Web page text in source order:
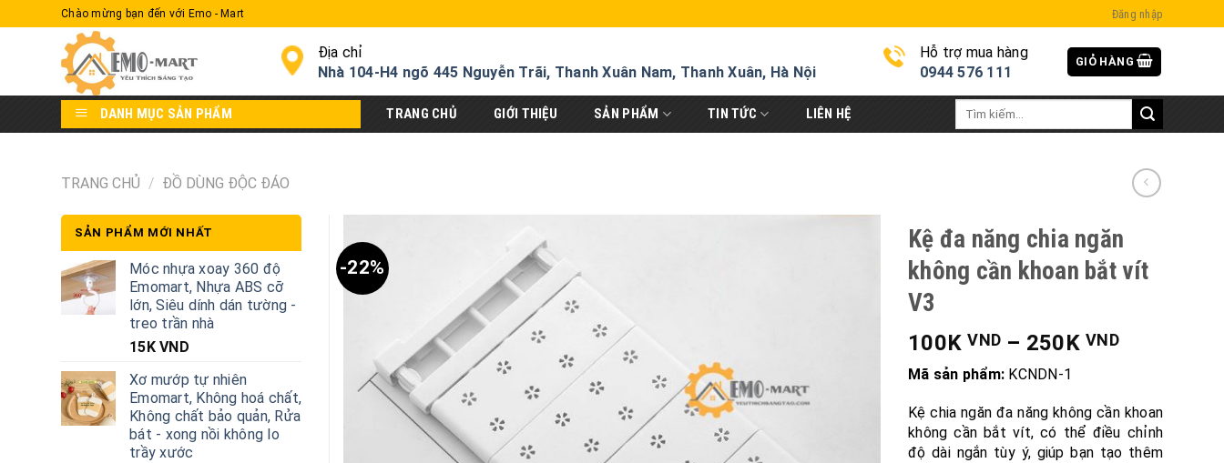
to
Chào mừng bạn đến với Emo - Mart Đăng nhập
Địa chỉ
Nhà 104-H4 ngõ 445 Nguyễn Trãi, Thanh Xuân Nam, Thanh Xuân, Hà Nội
Hỗ trợ mua hàng
0944 576 111
GIỎ HÀNG
DANH MỤC SẢN PHẨM TRANG CHỦ GIỚI THIỆU SẢN PHẨM TIN TỨC LIÊN HỆ
kiếm:
TRANG CHỦ / ĐỒ DÙNG ĐỘC ĐÁO
-22%
Kệ đa năng chia ngăn
không cần khoan bắt vít
V3
100KVND – 250K VND
Mã sản phẩm: KCNDN-1
Kệ chia ngăn đa năng không cần khoan
không cần bắt vít, có thể điều chỉnh
độ dài ngắn tùy ý, giúp bạn tạo thêm
SẢN PHẨM MỚI NHẤT
Móc nhựa xoay 360 độ
Emomart, Nhựa ABS cỡ
lớn, Siêu dính dán tường -
treo trần nhà
15K VND
Xơ mướp tự nhiên
Emomart, Không hoá chất,
Không chất bảo quản, Rửa
bát - xong nồi không lo
trầy xước